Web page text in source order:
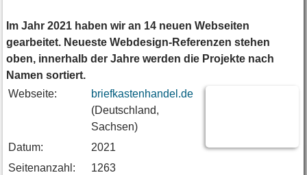
Im Jahr 2021 haben wir an 14 neuen Webseiten
gearbeitet. Neueste Webdesign-Referenzen stehen
oben, innerhalb der Jahre werden die Projekte nach
Namen sortiert.
Webseite:
briefkastenhandel.de
(Deutschland,
Sachsen)
Datum:
2021
Seitenanzahl:
1263